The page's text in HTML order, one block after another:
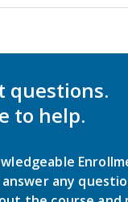
questions.
to help.
any